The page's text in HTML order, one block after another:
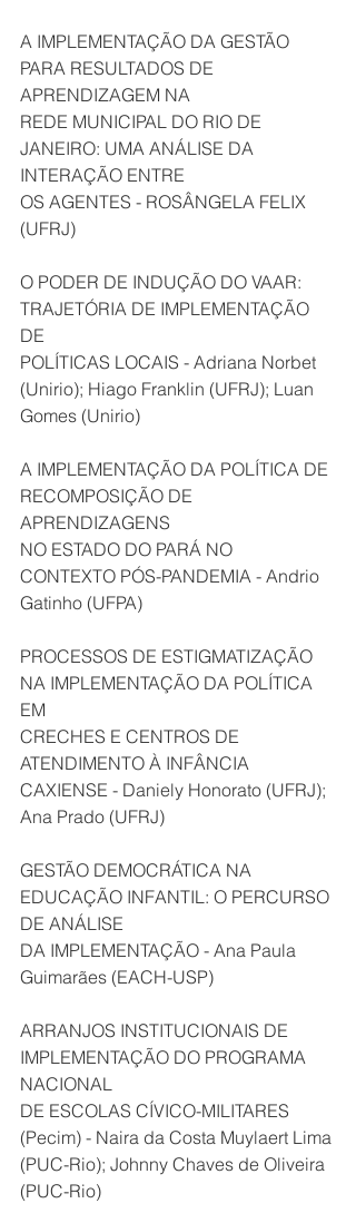
A IMPLEMENTAÇÃO DA GESTÃO
PARA RESULTADOS DE
APRENDIZAGEM NA
REDE MUNICIPAL DO RIO DE
JANEIRO: UMA ANÁLISE DA
INTERAÇÃO ENTRE
OS AGENTES - ROSÂNGELA FELIX
(UFRJ)
O PODER DE INDUÇÃO DO VAAR:
TRAJETÓRIA DE IMPLEMENTAÇÃO
DE
POLÍTICAS LOCAIS - Adriana Norbet
(Unirio); Hiago Franklin (UFRJ); Luan
Gomes (Unirio)
A IMPLEMENTAÇÃO DA POLÍTICA DE
RECOMPOSIÇÃO DE
APRENDIZAGENS
NO ESTADO DO PARÁ NO
CONTEXTO PÓS-PANDEMIA - Andrio
Gatinho (UFPA)
PROCESSOS DE ESTIGMATIZAÇÃO
NA IMPLEMENTAÇÃO DA POLÍTICA
EM
CRECHES E CENTROS DE
ATENDIMENTO À INFÂNCIA
CAXIENSE - Daniely Honorato (UFRJ);
Ana Prado (UFRJ)
GESTÃO DEMOCRÁTICA NA
EDUCAÇÃO INFANTIL: O PERCURSO
DE ANÁLISE
DA IMPLEMENTAÇÃO - Ana Paula
Guimarães (EACH-USP)
ARRANJOS INSTITUCIONAIS DE
IMPLEMENTAÇÃO DO PROGRAMA
NACIONAL
DE ESCOLAS CÍVICO-MILITARES
(Pecim) - Naira da Costa Muylaert Lima
(PUC-Rio); Johnny Chaves de Oliveira
(PUC-Rio)